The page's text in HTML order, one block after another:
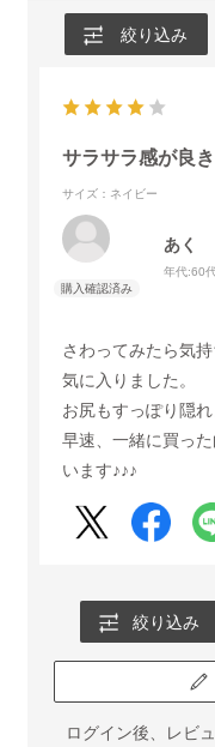
絞り込み
サラサラ感が良き
サイズ：ネイビー
あく
年代:60代
さわってみたら気
気に入りました。
お尻もすっぽり隠れ
早速、一緒に買っ
います♪♪♪
絞り込み
ログイン後、レビ